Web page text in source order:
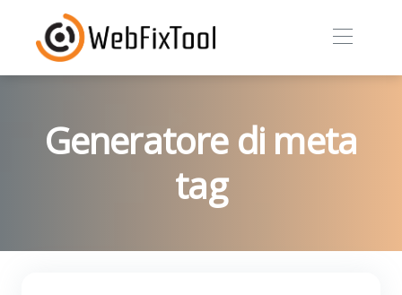
Generatore di meta
tag